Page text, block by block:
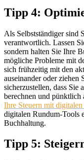
Tipp 4:
Als Selbstständiger sind
verantwortlich. Lassen
sondern halten Sie Ihre
mögliche Probleme mit
sich frühzeitig mit den
auseinander oder ziehen
sicherzustellen, dass Sie
berechnen und pünktlich
Ihre Steuern mit
digitalen Rundum-Tools
Buchhaltung.
Tipp 5: